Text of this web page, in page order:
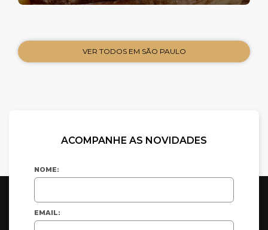
VER TODOS EM SÃO PAULO
ACOMPANHE AS NOVIDADES
NOME:
EMAIL: